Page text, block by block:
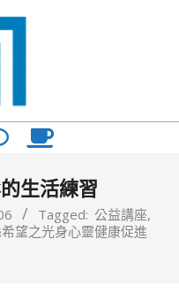
生活練習
Tagged: 公益講座,
望之光身心靈健康促進